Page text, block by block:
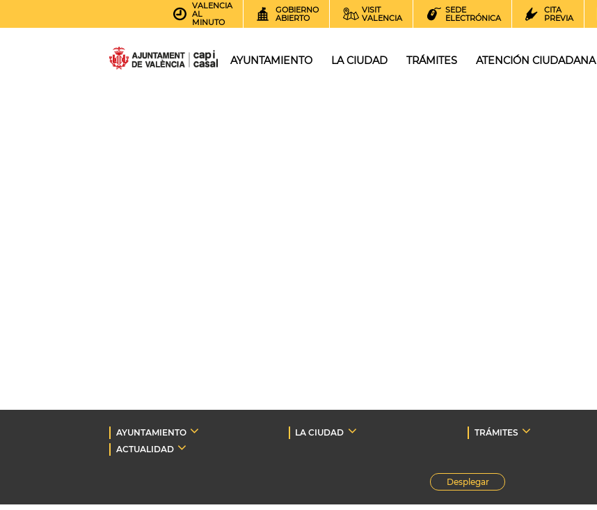
VALENCIA
AL
MINUTO
GOBIERNO
ABIERTO
VISIT
VALENCIA
SEDE
ELECTRÓNICA
CITA
PREVIA
AYUNTAMIENTO LA CIUDAD TRÁMITES ATENCIÓN CIUDADANA
AYUNTAMIENTO LA CIUDAD TRÁMITES
ACTUALIDAD
Desplegar